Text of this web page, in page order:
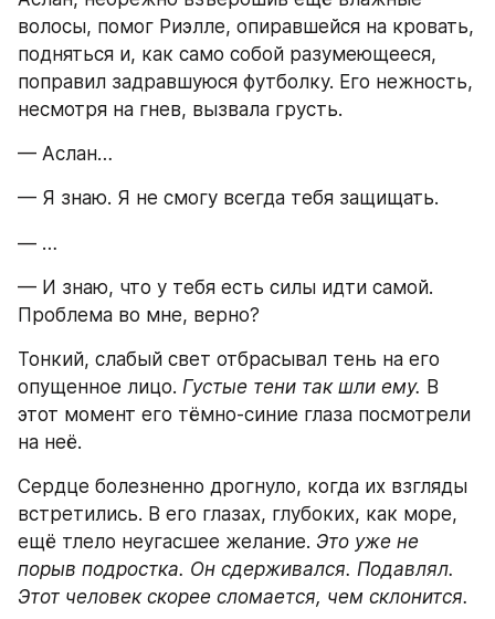
волосы, помог Риэлле, опиравшейся на кровать,
подняться и, как само собой разумеющееся,
поправил задравшуюся футболку. Его нежность,
несмотря на гнев, вызвала грусть.
— Аслан…
— Я знаю. Я не смогу всегда тебя защищать.
— …
— И знаю, что у тебя есть силы идти самой.
Проблема во мне, верно?
Тонкий, слабый свет отбрасывал тень на его
опущенное лицо. Густые тени так шли ему. В
этот момент его тёмно-синие глаза посмотрели
на неё.
Сердце болезненно дрогнуло, когда их взгляды
встретились. В его глазах, глубоких, как море,
ещё тлело неугасшее желание. Это уже не
порыв подростка. Он сдерживался. Подавлял.
Этот человек скорее сломается, чем склонится.